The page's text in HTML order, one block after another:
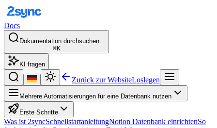
Docs
Dokumentation durchsuchen...
⌘K
KI fragen
Zurück zur WebsiteLoslegen
Mehrere Automatisierungen für eine Datenbank nutzen
Erste Schritte
Was ist 2syncSchnellstartanleitungNotion Datenbank einrichtenSo